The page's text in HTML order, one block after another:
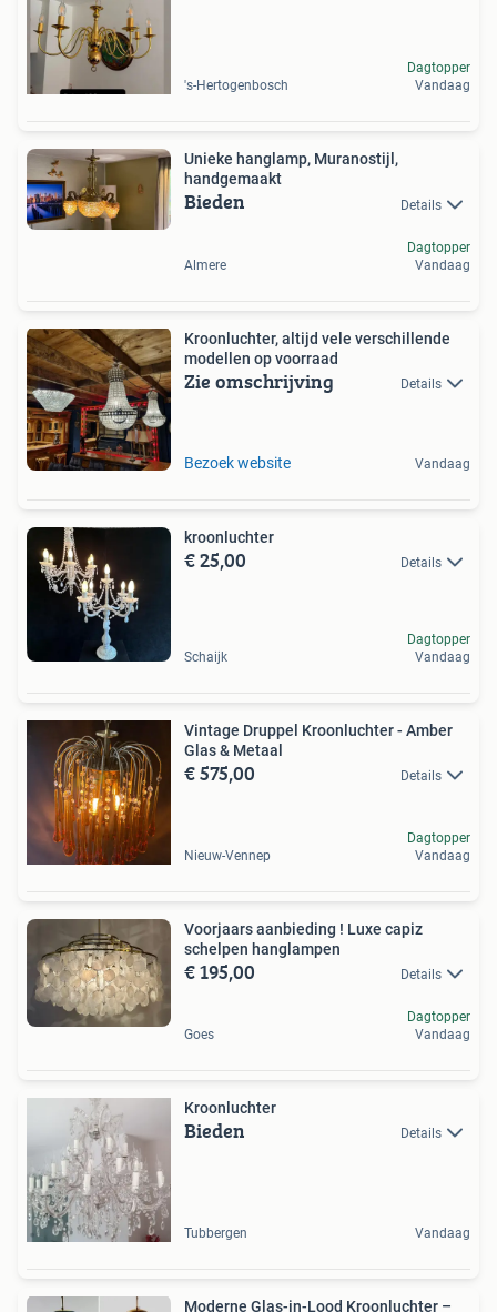
's-Hertogenbosch
Dagtopper
Vandaag
Unieke hanglamp, Muranostijl,
handgemaakt
Bieden Details
Almere
Dagtopper
Vandaag
Kroonluchter, altijd vele verschillende
modellen op voorraad
Zie omschrijving Details
Bezoek website Vandaag
kroonluchter
€ 25,00 Details
Schaijk
Dagtopper
Vandaag
Vintage Druppel Kroonluchter - Amber
Glas & Metaal
€ 575,00 Details
Nieuw-Vennep
Dagtopper
Vandaag
Voorjaars aanbieding ! Luxe capiz
schelpen hanglampen
€ 195,00 Details
Goes
Dagtopper
Vandaag
Kroonluchter
Bieden Details
Tubbergen Vandaag
Moderne Glas-in-Lood Kroonluchter –